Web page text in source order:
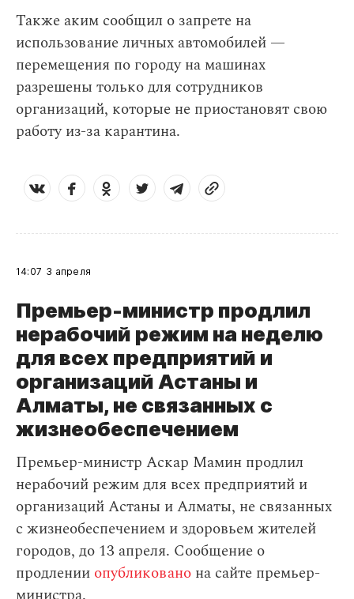
Также аким сообщил о запрете на
использование личных автомобилей —
перемещения по городу на машинах
разрешены только для сотрудников
организаций, которые не приостановят свою
работу из-за карантина.
14:07 3 апреля
Премьер-министр продлил
нерабочий режим на неделю
для всех предприятий и
организаций Астаны и
Алматы, не связанных с
жизнеобеспечением
Премьер-министр Аскар Мамин продлил
нерабочий режим для всех предприятий и
организаций Астаны и Алматы, не связанных
с жизнеобеспечением и здоровьем жителей
городов, до 13 апреля. Сообщение о
продлении опубликовано на сайте премьер-